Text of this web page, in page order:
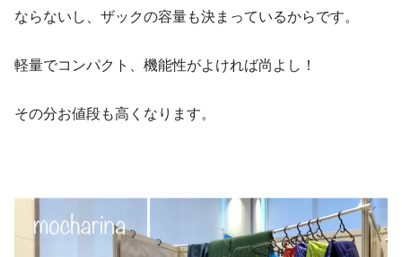
ならないし、ザックの容量も決まっているからです。
軽量でコンパクト、機能性がよければ尚よし！
その分お値段も高くなります。